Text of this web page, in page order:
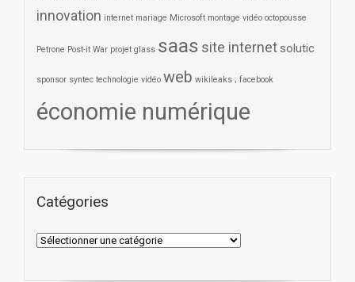
innovation internet mariage Microsoft montage vidéo octopousse
Petrone Post-it War projet glass saas site internet solutic
sponsor syntec technologie vidéo web wikileaks ; facebook
économie numérique
Catégories